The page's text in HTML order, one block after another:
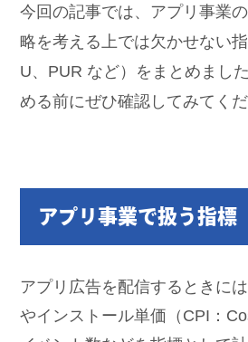
今回の記事では、アプリ事業
略を考える上では欠かせない
U、PUR など）をまとめまし
める前にぜひ確認してみてくだ
アプリ事業で扱う指標
アプリ広告を配信するときに
やインストール単価（CPI：